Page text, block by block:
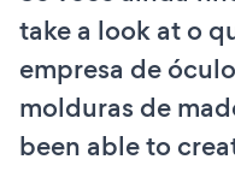
take a look at o
empresa de
molduras de
been able to